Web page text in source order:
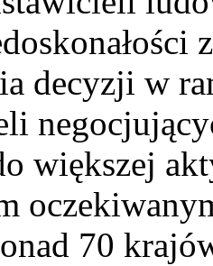
decyzji w
większej
70